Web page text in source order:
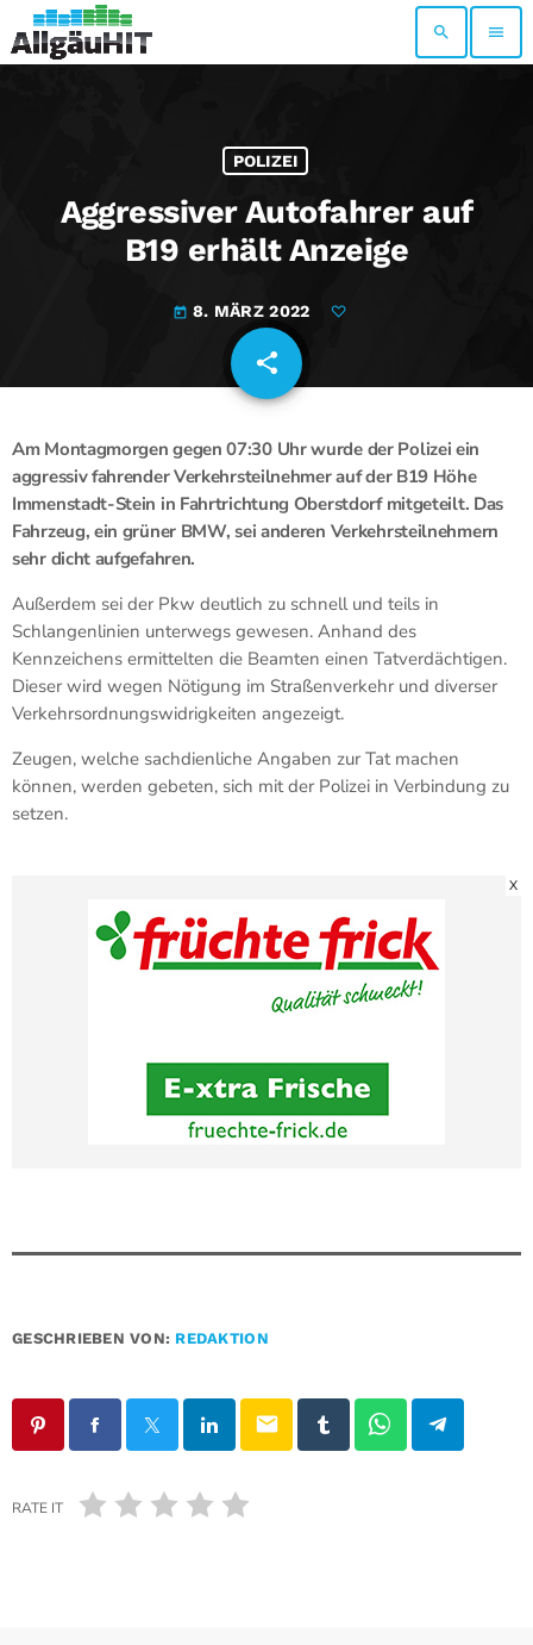
search menu
POLIZEI
Aggressiver Autofahrer auf
B19 erhält Anzeige
today 8. MÄRZ 2022
share
email
Am Montagmorgen gegen 07:30 Uhr wurde der Polizei ein
aggressiv fahrender Verkehrsteilnehmer auf der B19 Höhe
Immenstadt-Stein in Fahrtrichtung Oberstdorf mitgeteilt. Das
Fahrzeug, ein grüner BMW, sei anderen Verkehrsteilnehmern
sehr dicht aufgefahren.
Außerdem sei der Pkw deutlich zu schnell und teils in
Schlangenlinien unterwegs gewesen. Anhand des
Kennzeichens ermittelten die Beamten einen Tatverdächtigen.
Dieser wird wegen Nötigung im Straßenverkehr und diverser
Verkehrsordnungswidrigkeiten angezeigt.
Zeugen, welche sachdienliche Angaben zur Tat machen
können, werden gebeten, sich mit der Polizei in Verbindung zu
setzen.
X
GESCHRIEBEN VON: REDAKTION
email
RATE IT